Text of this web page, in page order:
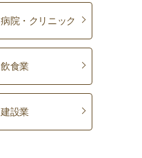
病院・クリニック
飲食業
建設業